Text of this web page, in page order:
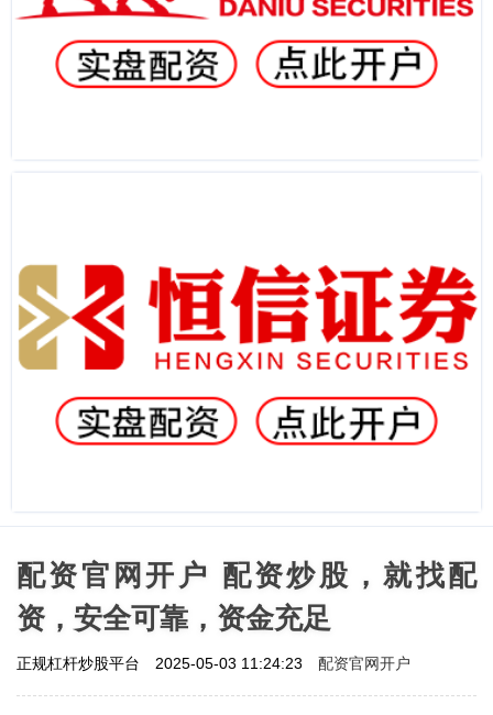
配资官网开户 配资炒股，就找配
资，安全可靠，资金充足
正规杠杆炒股平台 2025-05-03 11:24:23 配资官网开户